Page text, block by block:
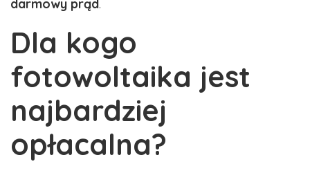
darmowy prąd.
Dla kogo
fotowoltaika jest
najbardziej
opłacalna?